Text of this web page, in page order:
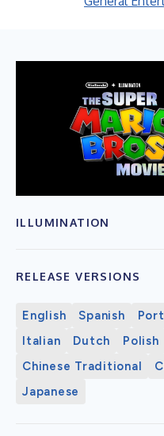
ILLUMINATION
RELEASE VERSIONS
English Spanish
Italian
Dutch Polish
Chinese Traditional
Japanese